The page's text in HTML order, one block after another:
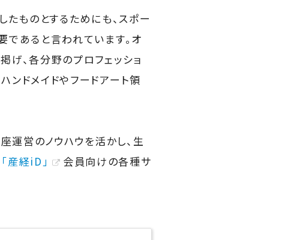
ものとするためにも、スポー
あると言われています。オ
、各分野のプロフェッショ
ンドメイドやフードアート領
運営のノウハウを活かし、生
「産経iD」
会員向けの各種サ